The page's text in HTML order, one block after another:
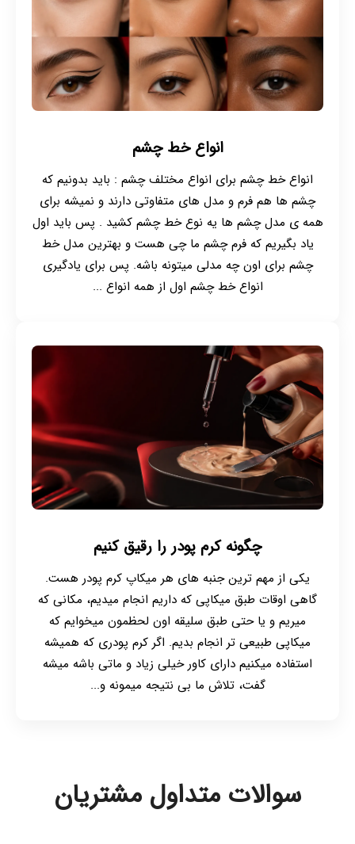
انواع خط چشم
انواع خط چشم برای انواع مختلف چشم : باید بدونیم که
چشم ها هم فرم و مدل های متفاوتی دارند و نمیشه برای
همه ی مدل چشم ها یه نوع خط چشم کشید . پس باید اول
یاد بگیریم که فرم چشم ما چی هست و بهترین مدل خط
چشم برای اون چه مدلی میتونه باشه. پس برای یادگیری
انواع خط چشم اول از همه انواع ...
چگونه کرم پودر را رقیق کنیم
یکی از مهم ترین جنبه های هر میکاپ کرم پودر هست.
گاهی اوقات طبق میکاپی که داریم انجام میدیم، مکانی که
میریم و یا حتی طبق سلیقه اون لحظمون میخوایم که
میکاپی طبیعی تر انجام بدیم. اگر کرم پودری که همیشه
استفاده میکنیم دارای کاور خیلی زیاد و ماتی باشه میشه
گفت، تلاش ما بی نتیجه میمونه و...
سوالات متداول مشتریان